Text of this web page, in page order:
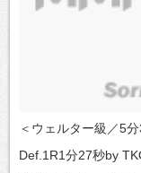
＜ウェルター級／5
Def.1R1分27秒by